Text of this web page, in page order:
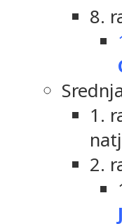
8.
1.
2.